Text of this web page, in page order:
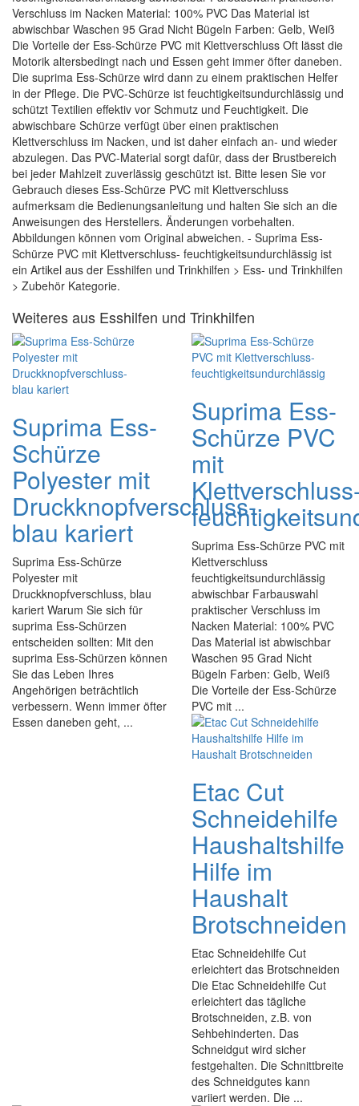
Verschluss im Nacken Material: 100% PVC Das Material ist
abwischbar Waschen 95 Grad Nicht Bügeln Farben: Gelb, Weiß
Die Vorteile der Ess-Schürze PVC mit Klettverschluss Oft lässt die
Motorik altersbedingt nach und Essen geht immer öfter daneben.
Die suprima Ess-Schürze wird dann zu einem praktischen Helfer
in der Pflege. Die PVC-Schürze ist feuchtigkeitsundurchlässig und
schützt Textilien effektiv vor Schmutz und Feuchtigkeit. Die
abwischbare Schürze verfügt über einen praktischen
Klettverschluss im Nacken, und ist daher einfach an- und wieder
abzulegen. Das PVC-Material sorgt dafür, dass der Brustbereich
bei jeder Mahlzeit zuverlässig geschützt ist. Bitte lesen Sie vor
Gebrauch dieses Ess-Schürze PVC mit Klettverschluss
aufmerksam die Bedienungsanleitung und halten Sie sich an die
Anweisungen des Herstellers. Änderungen vorbehalten.
Abbildungen können vom Original abweichen. - Suprima Ess-
Schürze PVC mit Klettverschluss- feuchtigkeitsundurchlässig ist
ein Artikel aus der Esshilfen und Trinkhilfen > Ess- und Trinkhilfen
> Zubehör Kategorie.
Weiteres aus Esshilfen und Trinkhilfen
Suprima Ess-
Schürze
Polyester mit
Druckknopfverschluss-
blau kariert
Suprima Ess-Schürze
Polyester mit
Druckknopfverschluss, blau
kariert Warum Sie sich für
suprima Ess-Schürzen
entscheiden sollten: Mit den
suprima Ess-Schürzen können
Sie das Leben Ihres
Angehörigen beträchtlich
verbessern. Wenn immer öfter
Essen daneben geht, ...
Suprima Ess-
Schürze PVC
mit
Suprima Ess-Schürze PVC mit
Klettverschluss
feuchtigkeitsundurchlässig
abwischbar Farbauswahl
praktischer Verschluss im
Nacken Material: 100% PVC
Das Material ist abwischbar
Waschen 95 Grad Nicht
Bügeln Farben: Gelb, Weiß
Die Vorteile der Ess-Schürze
PVC mit ...
Etac Cut
Schneidehilfe
Haushaltshilfe
Hilfe im
Haushalt
Brotschneiden
Etac Schneidehilfe Cut
erleichtert das Brotschneiden
Die Etac Schneidehilfe Cut
erleichtert das tägliche
Brotschneiden, z.B. von
Sehbehinderten. Das
Schneidgut wird sicher
festgehalten. Die Schnittbreite
des Schneidgutes kann
variiert werden. Die ...